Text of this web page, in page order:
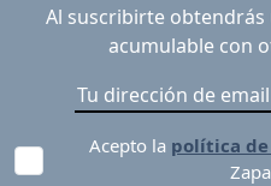
Al suscribirte obtendrás
acumulable con
Acepto la política